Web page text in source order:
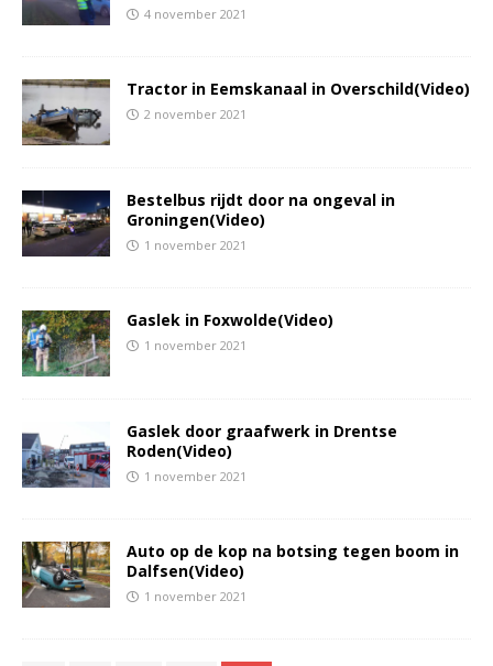
4 november 2021
Tractor in Eemskanaal in Overschild(Video)
2 november 2021
Bestelbus rijdt door na ongeval in
Groningen(Video)
1 november 2021
Gaslek in Foxwolde(Video)
1 november 2021
Gaslek door graafwerk in Drentse
Roden(Video)
1 november 2021
Auto op de kop na botsing tegen boom in
Dalfsen(Video)
1 november 2021